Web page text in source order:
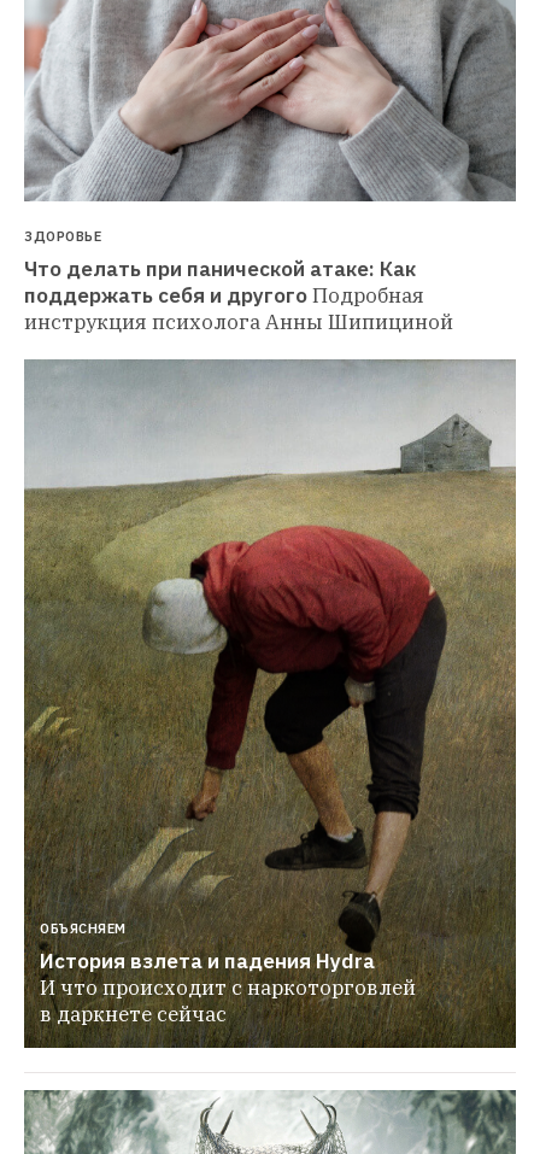
ЗДОРОВЬЕ
Что делать при панической атаке: Как
поддержать себя и другогоПодробная
инструкция психолога Анны Шипициной
ОБЪЯСНЯЕМ
История взлета и падения Hydra
И что происходит с наркоторговлей
в даркнете сейчас